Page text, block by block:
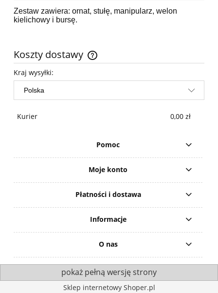
Zestaw zawiera: ornat, stułę, manipularz, welon
kielichowy i bursę.
Koszty dostawy
Cena nie zawiera ewentualnych kosztów płatności
Kraj wysyłki:
Kurier 0,00 zł
Pomoc
Moje konto
Płatności i dostawa
Informacje
O nas
pokaż pełną wersję strony
Sklep internetowy Shoper.pl